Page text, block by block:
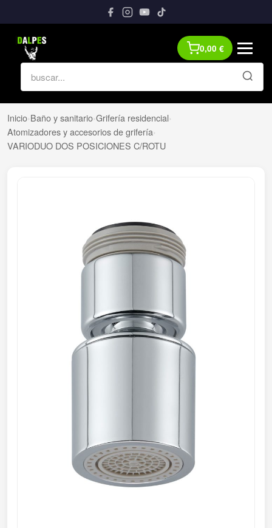
0,00 €
Inicio›Baño y sanitario›Grifería residencial›
Atomizadores y accesorios de grifería›
VARIODUO DOS POSICIONES C/ROTU